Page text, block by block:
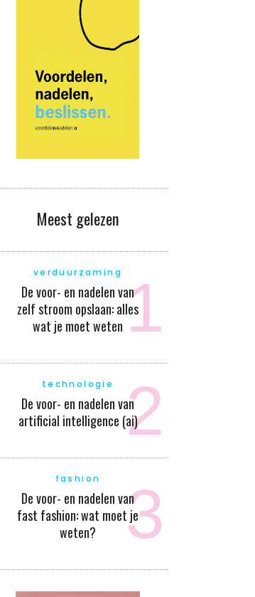
Meest gelezen
verduurzaming
De voor- en nadelen van
zelf stroom opslaan: alles
wat je moet weten
technologie
De voor- en nadelen van
artificial intelligence (ai)
fashion
De voor- en nadelen van
fast fashion: wat moet je
weten?